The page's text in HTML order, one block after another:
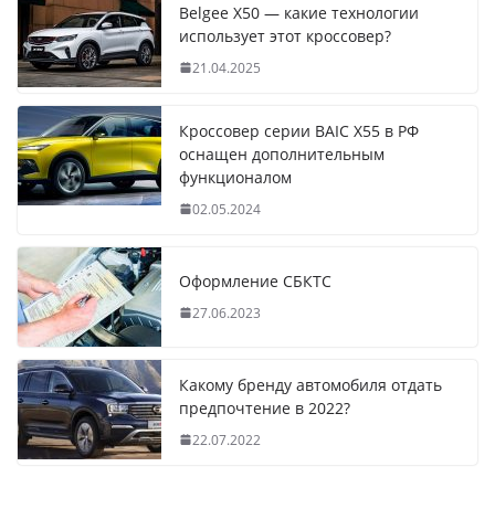
Belgee X50 — какие технологии
использует этот кроссовер?
21.04.2025
Кроссовер серии BAIC X55 в РФ
оснащен дополнительным
функционалом
02.05.2024
Оформление СБКТС
27.06.2023
Какому бренду автомобиля отдать
предпочтение в 2022?
22.07.2022